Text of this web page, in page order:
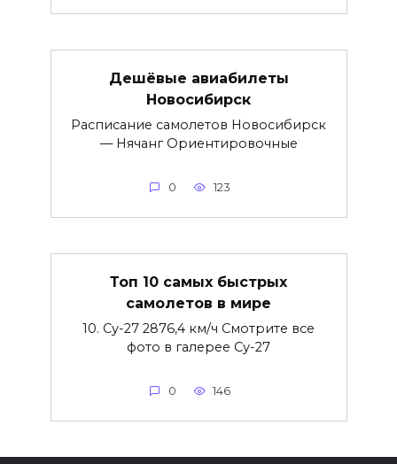
Дешёвые авиабилеты
Новосибирск
Расписание самолетов Новосибирск
— Нячанг Ориентировочные
0 123
Топ 10 самых быстрых
самолетов в мире
10. Су-27 2876,4 км/ч Смотрите все
фото в галерее Су-27
0 146